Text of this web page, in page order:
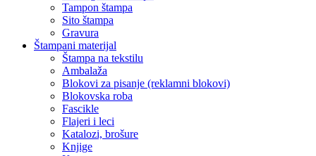
Tampon štampa
Sito štampa
Gravura
Štampani materijal
Štampa na tekstilu
Ambalaža
Blokovi za pisanje (reklamni blokovi)
Blokovska roba
Fascikle
Flajeri i leci
Katalozi, brošure
Knjige